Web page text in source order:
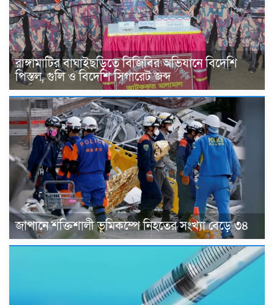
রাঙ্গামাটির বাঘাইছড়িতে বিজিবির অভিযানে বিদেশি
পিস্তল, গুলি ও বিদেশি সিগারেট জব্দ
জাপানে শক্তিশালী ভূমিকম্পে নিহতের সংখ্যা বেড়ে ৩৪